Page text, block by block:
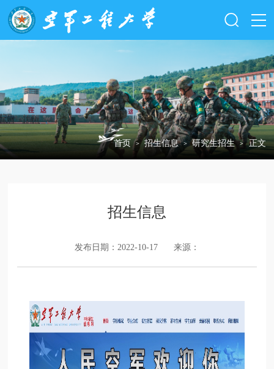
首页 ＞ 招生信息 ＞ 研究生招生 ＞ 正文
招生信息
发布日期：2022-10-17 来源：